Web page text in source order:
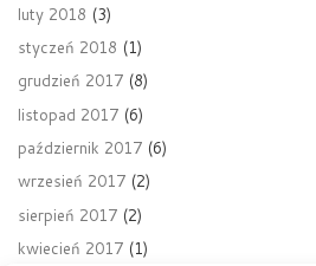
luty 2018 (3)
styczeń 2018 (1)
grudzień 2017 (8)
listopad 2017 (6)
październik 2017 (6)
wrzesień 2017 (2)
sierpień 2017 (2)
kwiecień 2017 (1)